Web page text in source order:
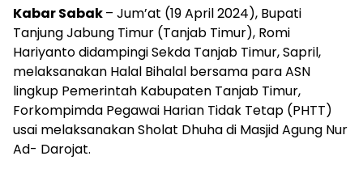
Kabar Sabak– Jum’at (19 April 2024), Bupati
Tanjung Jabung Timur (Tanjab Timur), Romi
Hariyanto didampingi Sekda Tanjab Timur, Sapril,
melaksanakan Halal Bihalal bersama para ASN
lingkup Pemerintah Kabupaten Tanjab Timur,
Forkompimda Pegawai Harian Tidak Tetap (PHTT)
usai melaksanakan Sholat Dhuha di Masjid Agung Nur
Ad- Darojat.